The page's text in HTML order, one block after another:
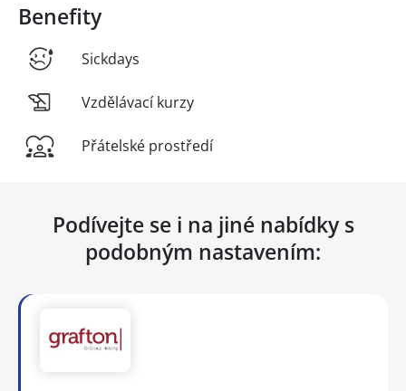
Benefity
Sickdays
Vzdělávací kurzy
Přátelské prostředí
Podívejte se i na jiné nabídky s
podobným nastavením: